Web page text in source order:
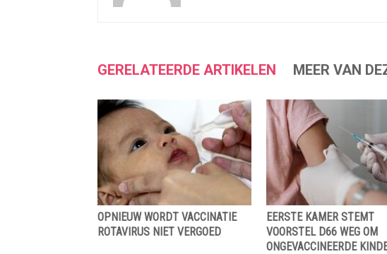
GERELATEERDE ARTIKELEN MEER VAN
OPNIEUW WORDT VACCINATIE
ROTAVIRUS NIET VERGOED
EERSTE KAMER STEMT
VOORSTEL D66 WEG OM
ONGEVACCINEERDE